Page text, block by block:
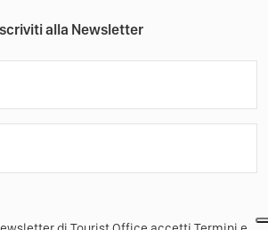
alla Newsletter